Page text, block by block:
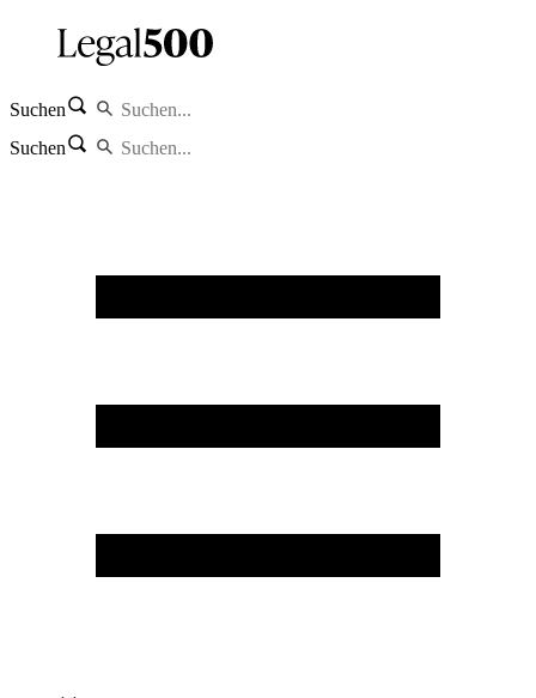
Suchen
Suchen